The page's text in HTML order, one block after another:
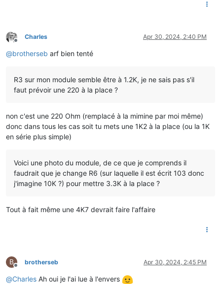
Offline
Charles Apr 30, 2024, 2:40 PM
@brotherseb arf bien tenté
R3 sur mon module semble être à 1.2K, je ne sais pas s'il
faut prévoir une 220 à la place ?
non c'est une 220 Ohm (remplacé à la mimine par moi même)
donc dans tous les cas soit tu mets une 1K2 à la place (ou la 1K
en série plus simple)
Voici une photo du module, de ce que je comprends il
faudrait que je change R6 (sur laquelle il est écrit 103 donc
j'imagine 10K ?) pour mettre 3.3K à la place ?
Tout à fait même une 4K7 devrait faire l'affaire
B
Offline
brotherseb Apr 30, 2024, 2:45 PM
@Charles Ah oui je l'ai lue à l'envers